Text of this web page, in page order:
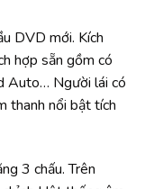
DVD mới. Kích
hợp sẵn gồm có
Auto… Người lái có
thanh nổi bật tích
3 chấu. Trên